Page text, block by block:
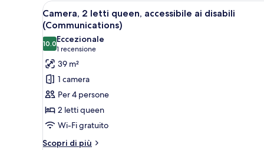
Apri
tutte
le
foto
per
Camera,
2
letti
queen,
accessibile
ai
Una camera d'albergo
3
Camera, 2 letti queen, accessibile ai disabili
(Communications)
10.010.0 su 10
Eccezionale
1 recensione
(1
recensione)
39 m²
1 camera
Per 4 persone
2 letti queen
Wi-Fi gratuito
Scopri di più
Altri